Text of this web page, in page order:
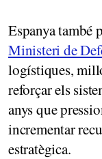
Espanya també
Ministeri de
logístiques,
reforçar els
anys que
incrementar
estratègica.